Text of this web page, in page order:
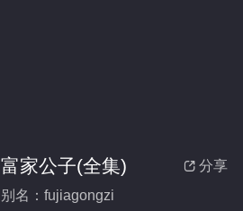
 分享
富家公子(全集)
别名：fujiagongzi